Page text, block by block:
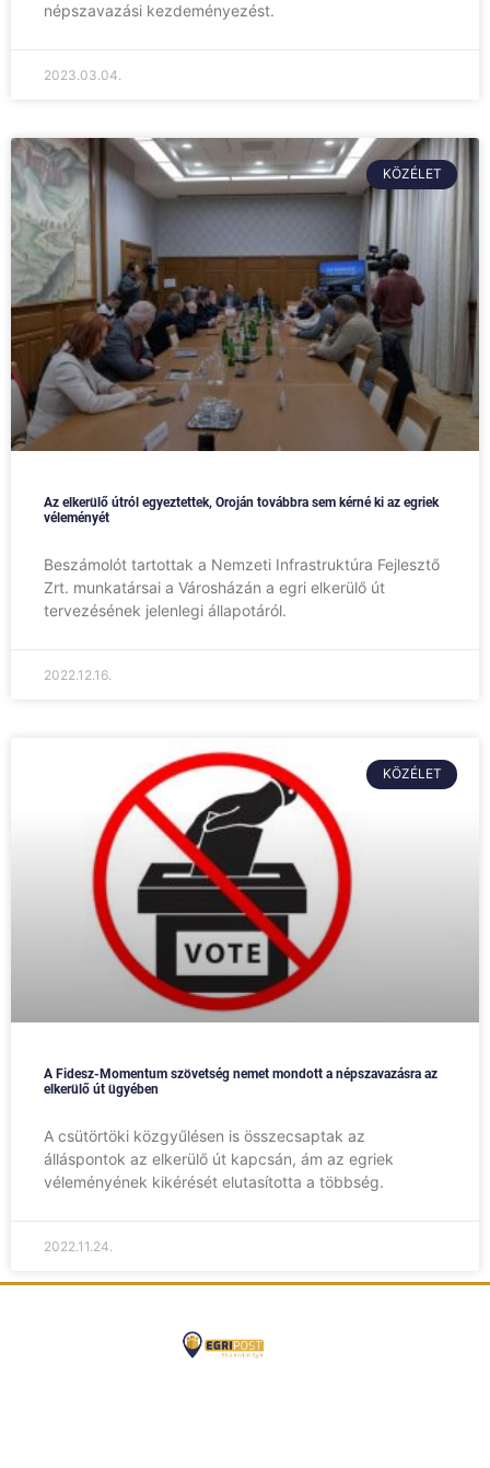
népszavazási kezdeményezést.
2023.03.04.
KÖZÉLET
Az elkerülő útról egyeztettek, Oroján továbbra sem kérné ki az egriek
véleményét
Beszámolót tartottak a Nemzeti Infrastruktúra Fejlesztő
Zrt. munkatársai a Városházán a egri elkerülő út
tervezésének jelenlegi állapotáról.
2022.12.16.
KÖZÉLET
A Fidesz-Momentum szövetség nemet mondott a népszavazásra az
elkerülő út ügyében
A csütörtöki közgyűlésen is összecsaptak az
álláspontok az elkerülő út kapcsán, ám az egriek
véleményének kikérését elutasította a többség.
2022.11.24.